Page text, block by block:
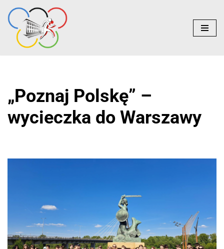
treści
Przejdź
treści
„Poznaj Polskę” –
wycieczka do Warszawy